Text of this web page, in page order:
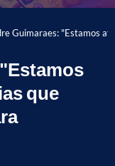
Guimaraes: "Estamos
que